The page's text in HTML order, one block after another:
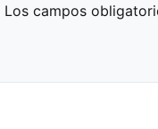
Los campos